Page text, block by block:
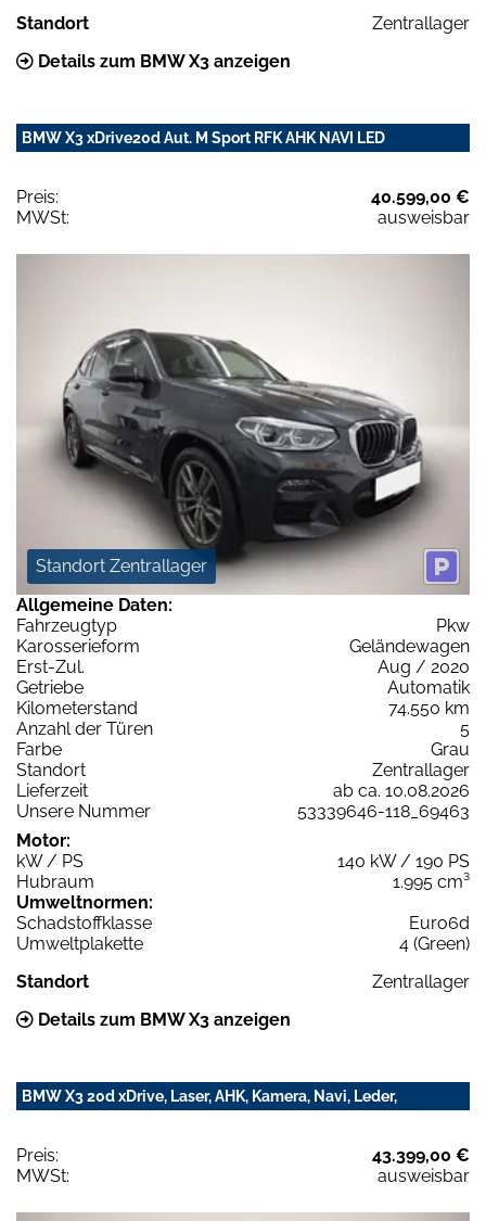
Standort
Zentrallager
Details zum BMW X3 anzeigen
BMW X3 xDrive20d Aut. M Sport RFK AHK NAVI LED
Preis:
40.599,00 €
MWSt:
ausweisbar
Standort Zentrallager
Allgemeine Daten:
Fahrzeugtyp
Pkw
Karosserieform
Geländewagen
Erst-Zul.
Aug / 2020
Getriebe
Automatik
Kilometerstand
74.550 km
Anzahl der Türen
5
Farbe
Grau
Standort
Zentrallager
Lieferzeit
ab ca. 10.08.2026
Unsere Nummer
53339646-118_69463
Motor:
kW / PS
140 kW / 190 PS
Hubraum
1.995 cm³
Umweltnormen:
Schadstoffklasse
Euro6d
Umweltplakette
4 (Green)
Standort
Zentrallager
Details zum BMW X3 anzeigen
BMW X3 20d xDrive, Laser, AHK, Kamera, Navi, Leder,
Preis:
43.399,00 €
MWSt:
ausweisbar